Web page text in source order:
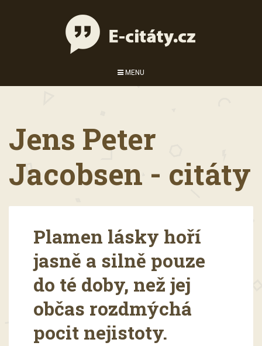
MENU
Jens Peter
Jacobsen - citáty
Plamen lásky hoří
jasně a silně pouze
do té doby, než jej
občas rozdmýchá
pocit nejistoty.